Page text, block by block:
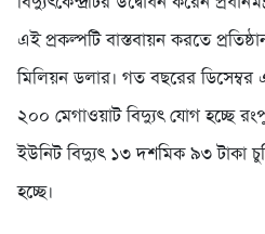
এই প্রকল্পটি বাস্তবায়ন করতে
মিলিয়ন ডলার। গত বছরের ডিসেম্বর
২০০ মেগাওয়াট বিদ্যুৎ যোগ হচ্ছে
ইউনিট বিদ্যুৎ ১৩ দশমিক ৯৩ টাকা
হচ্ছে।